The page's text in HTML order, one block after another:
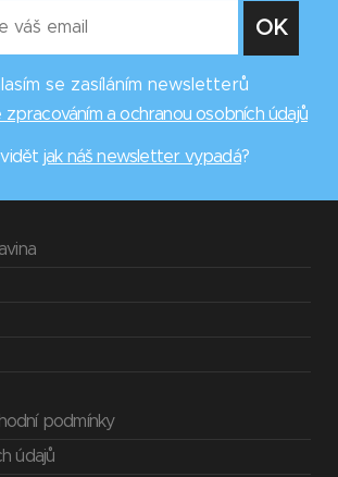
se zasíláním newsletterů
zpracováním a ochranou osobních údajů
jak náš newsletter vypadá?
podmínky
údajů